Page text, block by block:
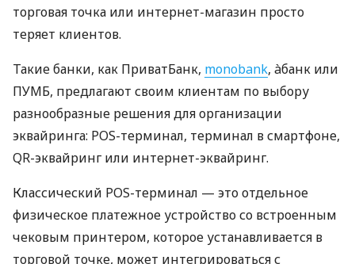
торговая точка или интернет-магазин просто
теряет клиентов.
Такие банки, как ПриватБанк, monobank, àбанк или
ПУМБ, предлагают своим клиентам по выбору
разнообразные решения для организации
эквайринга: POS-терминал, терминал в смартфоне,
QR-эквайринг или интернет-эквайринг.
Классический POS-терминал — это отдельное
физическое платежное устройство со встроенным
чековым принтером, которое устанавливается в
торговой точке, может интегрироваться с